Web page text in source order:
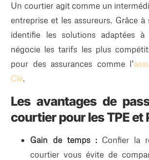
Un courtier agit comme un
entreprise et les assureurs. Grâce à
identifie les solutions adaptées
négocie les tarifs les plus
pour des assurances comme l’
Clé.
Les avantages de
courtier pour les TPE et
Gain de temps :Confier la
courtier vous évite de